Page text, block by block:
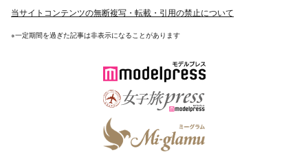
当サイトコンテンツの無断複写・転載・引用の禁止について
※一定期間を過ぎた記事は非表示になることがあります